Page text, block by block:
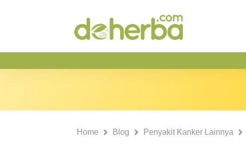
Home Blog Penyakit Kanker Lainnya